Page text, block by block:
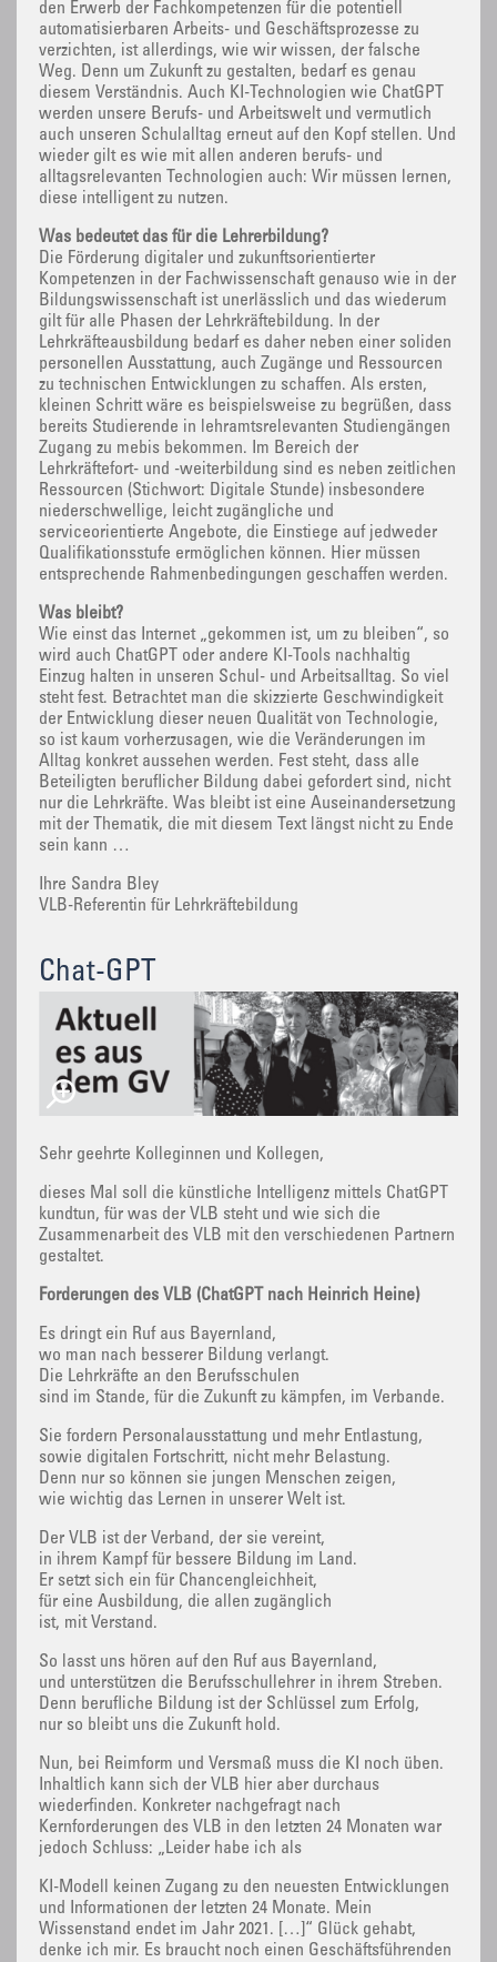
den Erwerb der Fachkompetenzen für die potentiell
automatisierbaren Arbeits- und Geschäftsprozesse zu
verzichten, ist allerdings, wie wir wissen, der falsche
Weg. Denn um Zukunft zu gestalten, bedarf es genau
diesem Verständnis. Auch KI-Technologien wie ChatGPT
werden unsere Berufs- und Arbeitswelt und vermutlich
auch unseren Schulalltag erneut auf den Kopf stellen. Und
wieder gilt es wie mit allen anderen berufs- und
alltagsrelevanten Technologien auch: Wir müssen lernen,
diese intelligent zu nutzen.
Was bedeutet das für die Lehrerbildung?
Die Förderung digitaler und zukunftsorientierter
Kompetenzen in der Fachwissenschaft genauso wie in der
Bildungswissenschaft ist unerlässlich und das wiederum
gilt für alle Phasen der Lehrkräftebildung. In der
Lehrkräfteausbildung bedarf es daher neben einer soliden
personellen Ausstattung, auch Zugänge und Ressourcen
zu technischen Entwicklungen zu schaffen. Als ersten,
kleinen Schritt wäre es beispielsweise zu begrüßen, dass
bereits Studierende in lehramtsrelevanten Studiengängen
Zugang zu mebis bekommen. Im Bereich der
Lehrkräftefort- und -weiterbildung sind es neben zeitlichen
Ressourcen (Stichwort: Digitale Stunde) insbesondere
niederschwellige, leicht zugängliche und
serviceorientierte Angebote, die Einstiege auf jedweder
Qualifikationsstufe ermöglichen können. Hier müssen
entsprechende Rahmenbedingungen geschaffen werden.
Was bleibt?
Wie einst das Internet „gekommen ist, um zu bleiben“, so
wird auch ChatGPT oder andere KI-Tools nachhaltig
Einzug halten in unseren Schul- und Arbeitsalltag. So viel
steht fest. Betrachtet man die skizzierte Geschwindigkeit
der Entwicklung dieser neuen Qualität von Technologie,
so ist kaum vorherzusagen, wie die Veränderungen im
Alltag konkret aussehen werden. Fest steht, dass alle
Beteiligten beruflicher Bildung dabei gefordert sind, nicht
nur die Lehrkräfte. Was bleibt ist eine Auseinandersetzung
mit der Thematik, die mit diesem Text längst nicht zu Ende
sein kann …
Ihre Sandra Bley
VLB-Referentin für Lehrkräftebildung
Chat-GPT
Sehr geehrte Kolleginnen und Kollegen,
dieses Mal soll die künstliche Intelligenz mittels ChatGPT
kundtun, für was der VLB steht und wie sich die
Zusammenarbeit des VLB mit den verschiedenen Partnern
gestaltet.
Forderungen des VLB (ChatGPT nach Heinrich Heine)
Es dringt ein Ruf aus Bayernland,
wo man nach besserer Bildung verlangt.
Die Lehrkräfte an den Berufsschulen
sind im Stande, für die Zukunft zu kämpfen, im Verbande.
Sie fordern Personalausstattung und mehr Entlastung,
sowie digitalen Fortschritt, nicht mehr Belastung.
Denn nur so können sie jungen Menschen zeigen,
wie wichtig das Lernen in unserer Welt ist.
Der VLB ist der Verband, der sie vereint,
in ihrem Kampf für bessere Bildung im Land.
Er setzt sich ein für Chancengleichheit,
für eine Ausbildung, die allen zugänglich
ist, mit Verstand.
So lasst uns hören auf den Ruf aus Bayernland,
und unterstützen die Berufsschullehrer in ihrem Streben.
Denn berufliche Bildung ist der Schlüssel zum Erfolg,
nur so bleibt uns die Zukunft hold.
Nun, bei Reimform und Versmaß muss die KI noch üben.
Inhaltlich kann sich der VLB hier aber durchaus
wiederfinden. Konkreter nachgefragt nach
Kernforderungen des VLB in den letzten 24 Monaten war
jedoch Schluss: „Leider habe ich als
KI-Modell keinen Zugang zu den neuesten Entwicklungen
und Informationen der letzten 24 Monate. Mein
Wissenstand endet im Jahr 2021. […]“ Glück gehabt,
denke ich mir. Es braucht noch einen Geschäftsführenden